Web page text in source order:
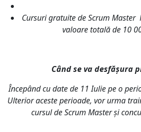
Cursuri gratuite de Scrum Master
valoare totală de 10
Când se va desfășura
Începând cu date de 11 Iulie pe o
Ulterior aceste perioade, vor urma
cursul de Scrum Master și